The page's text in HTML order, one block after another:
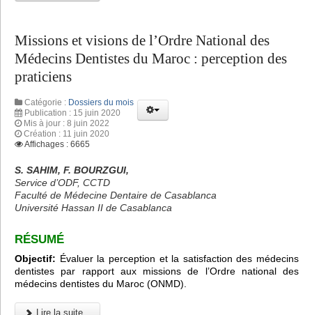
Missions et visions de l’Ordre National des
Médecins Dentistes du Maroc : perception des
praticiens
Catégorie : Dossiers du mois
Publication : 15 juin 2020
Mis à jour : 8 juin 2022
Création : 11 juin 2020
Affichages : 6665
S. SAHIM, F. BOURZGUI,
Service d’ODF, CCTD
Faculté de Médecine Dentaire de Casablanca
Université Hassan II de Casablanca
RÉSUMÉ
Objectif: Évaluer la perception et la satisfaction des médecins
dentistes par rapport aux missions de l’Ordre national des
médecins dentistes du Maroc (ONMD).
Lire la suite...